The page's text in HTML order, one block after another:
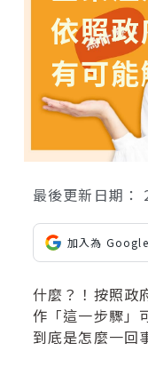
依照
有可
最後更新日期：
加入為
什麼？！按照政
作「這一步驟」
到底是怎麼一回